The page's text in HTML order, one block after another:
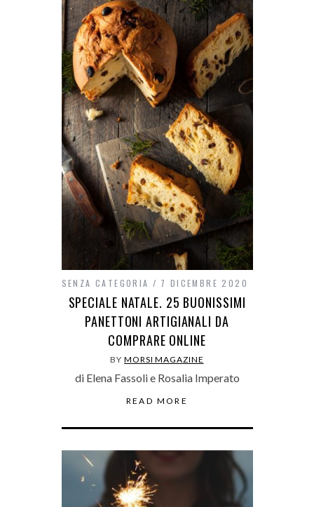
SENZA CATEGORIA 7 DICEMBRE 2020
SPECIALE NATALE. 25 BUONISSIMI
PANETTONI ARTIGIANALI DA
COMPRARE ONLINE
BYMORSI MAGAZINE
di Elena Fassoli e Rosalia Imperato
READ MORE